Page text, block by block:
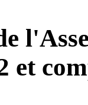
et